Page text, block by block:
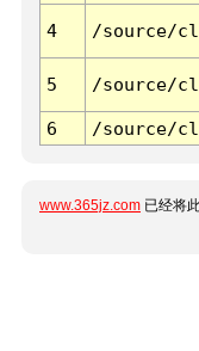
4 /source/
5 /source/
6 /source/
www.365jz.com 已经将